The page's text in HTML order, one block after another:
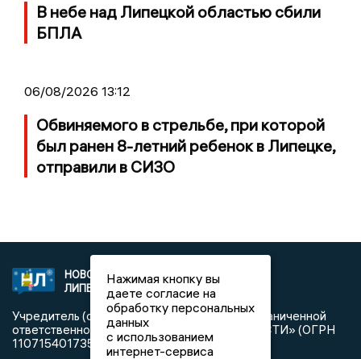
В небе над Липецкой областью сбили
БПЛА
06/08/2026 13:12
Обвиняемого в стрельбе, при которой
был ранен 8-летний ребенок в Липецке,
отправили в СИЗО
НОВОСТИ
ЛИПЕЦКА
2021 © NEWSLIPETSK.RU | СИ
«Новости Липецка»
Учредитель (соучредители): Общество с ограниченной
ответственностью «РЕГИОНАЛЬНЫЕ НОВОСТИ» (ОГРН
1107154017354)
Нажимая кнопку вы
даете согласие на
обработку персональных
данных
с использованием
интернет-сервиса